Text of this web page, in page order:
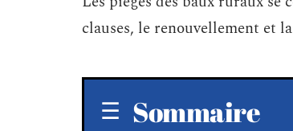
clauses, le renouvellement et
Sommaire